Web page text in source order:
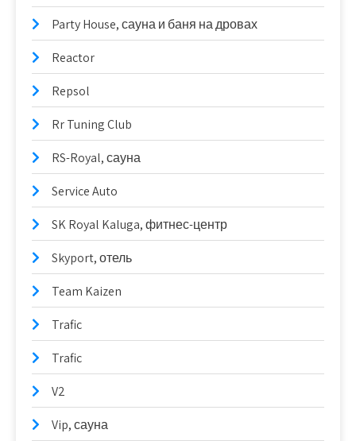
Party House, сауна и баня на дровах
Reactor
Repsol
Rr Tuning Club
RS-Royal, сауна
Service Auto
SK Royal Kaluga, фитнес-центр
Skyport, отель
Team Kaizen
Trafic
Trafic
V2
Vip, сауна